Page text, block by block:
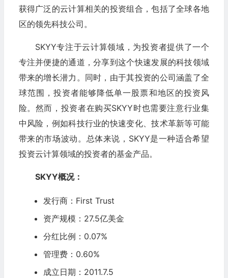
获得广泛的云计算相关的投资组合，包括了全球各地
区的领先科技公司。
SKYY专注于云计算领域，为投资者提供了一个
专注并便捷的通道，分享到这个快速发展的科技领域
带来的增长潜力。同时，由于其投资的公司涵盖了全
球范围，投资者能够降低单一股票和地区的投资风
险。然而，投资者在购买SKYY时也需要注意行业集
中风险，例如科技行业的快速变化、技术革新等可能
带来的市场波动。总体来说，SKYY是一种适合希望
投资云计算领域的投资者的基金产品。
SKYY概况：
发行商： First Trust
资产规模： 27.5亿美金
分红比例：0.07%
管理费：0.60%
成立日期：2011.7.5